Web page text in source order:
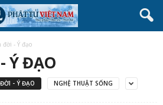
đời - Ý đạo
Ý ĐẠO
- Ý ĐẠO NGHỆ THUẬT SỐNG